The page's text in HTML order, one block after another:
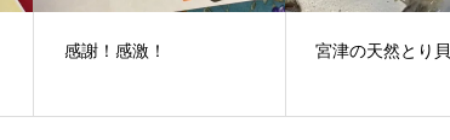
感謝！感激！ 宮津の天然とり貝